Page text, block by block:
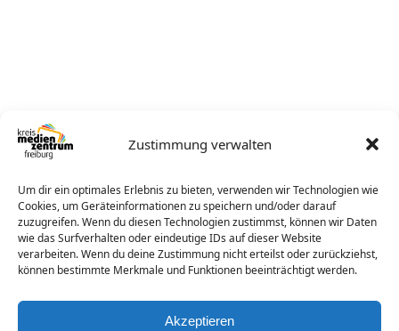
Zustimmung verwalten
Um dir ein optimales Erlebnis zu bieten, verwenden wir Technologien wie
Cookies, um Geräteinformationen zu speichern und/oder darauf
zuzugreifen. Wenn du diesen Technologien zustimmst, können wir Daten
wie das Surfverhalten oder eindeutige IDs auf dieser Website
verarbeiten. Wenn du deine Zustimmung nicht erteilst oder zurückziehst,
können bestimmte Merkmale und Funktionen beeinträchtigt werden.
Akzeptieren
Sie haben Fragen?
Telefon +49 761-2780-76
E-Mailkontakt@kmz-freiburg.de
Das könnte Ihnen auch gefallen!